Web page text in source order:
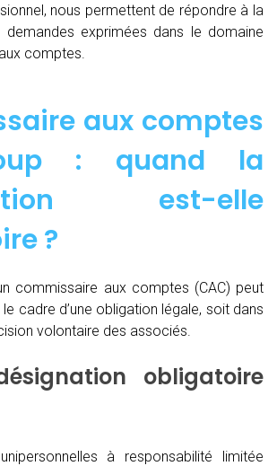
nous permettent de répondre à la
demandes exprimées dans le domaine
comptes.
aux comptes
: quand la
est-elle
?
commissaire aux comptes (CAC) peut
cadre d’une obligation légale, soit dans
volontaire des associés.
obligatoire
à responsabilité limitée